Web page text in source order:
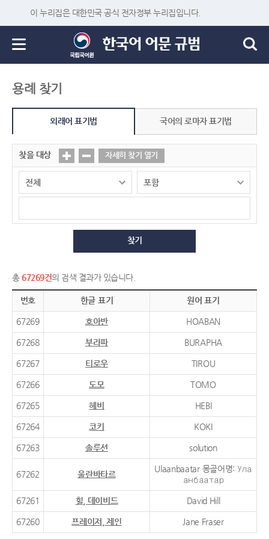
이 누리집은 대한민국 공식 전자정부 누리집입니다.
용례 찾기
외래어 표기법 국어의 로마자 표기법
찾을 대상 자세히 찾기 열기
찾기
총 67269건의 검색 결과가 있습니다.
번호 한글 표기 원어 표기
67269 호아반 HOABAN
67268 부라파 BURAPHA
67267 티로우 TIROU
67266 도모 TOMO
67265 헤비 HEBI
67264 코키 KOKI
67263 솔루션 solution
67262 울란바타르
Ulaanbaatar 몽골어명: Ула
анбаатар
67261 힐, 데이비드 David Hill
67260 프레이저, 제인 Jane Fraser